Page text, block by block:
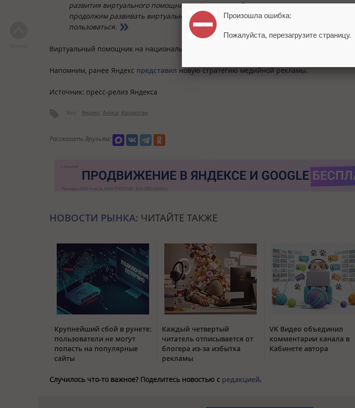
развития виртуального помощника в Казахстане. Это позволит улучшить
продолжим развивать виртуального ассистента на казахском, чтобы местным
пользоваться.
Виртуальный помощник на национальном языке доступен на территории Казахстана.
Напомним, ранее Яндекс представил новую стратегию медийной рекламы.
Источник: пресс-релиз Яндекса
Теги: Яндекс Алиса Казахстан
Рассказать друзьям:
НОВОСТИ РЫНКА: ЧИТАЙТЕ ТАКЖЕ
Крупнейший сбой в рунете:
пользователи не могут
попасть на популярные
сайты
Каждый четвертый
читатель отписывается от
блогера из-за избытка
рекламы
VK Видео объединил
комментарии канала в
Кабинете автора
Случилось что-то важное? Поделитесь новостью с редакцией.
Произошла ошибка:
Пожалуйста, перезагрузите страницу.